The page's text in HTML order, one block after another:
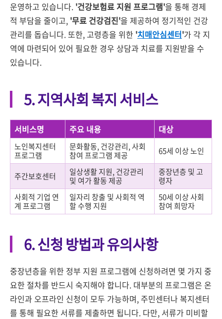
운영하고 있습니다. '건강보험료 지원 프로그램'을 통해 경제
적 부담을 줄이고, '무료 건강검진'을 제공하여 정기적인 건강
관리를 돕습니다. 또한, 고령층을 위한 '치매안심센터'가 각 지
역에 마련되어 있어 필요한 경우 상담과 치료를 지원받을 수
있습니다.
5. 지역사회 복지 서비스
서비스명 주요 내용 대상
노인복지센터
프로그램
문화활동, 건강관리, 사회
참여 프로그램 제공
65세 이상 노인
주간보호센터
일상생활 지원, 건강관리
및 여가 활동 제공
중장년층 및 고
령자
사회적 기업 연
계 프로그램
일자리 창출 및 사회적 역
할 수행 지원
50세 이상 사회
참여 희망자
6. 신청 방법과 유의사항
중장년층을 위한 정부 지원 프로그램에 신청하려면 몇 가지 중
요한 절차를 반드시 숙지해야 합니다. 대부분의 프로그램은 온
라인과 오프라인 신청이 모두 가능하며, 주민센터나 복지센터
를 통해 필요한 서류를 제출하면 됩니다. 다만, 서류가 미비할